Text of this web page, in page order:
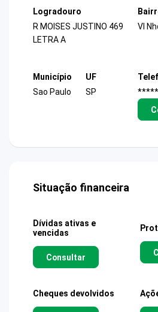
Logradouro
R MOISES JUSTINO 469
LETRA A
Vl
Município
Sao Paulo
UF
SP
Situação financeira
Dívidas ativas e
vencidas
Consultar
Cheques devolvidos